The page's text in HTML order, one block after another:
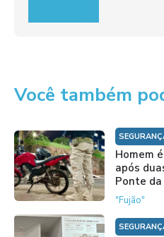
Você também
Homem
após
Ponte da
"Fujão"